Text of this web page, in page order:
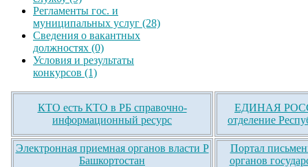
Регламенты гос. и
муниципальных услуг (28)
Сведения о вакантных
должностях (0)
Условия и результаты
конкурсов (1)
КТО есть КТО в РБ справочно-
информационный ресурс
ЕДИНАЯ
отделение
Электронная приемная органов власти Р
Башкортостан
Портал
органов